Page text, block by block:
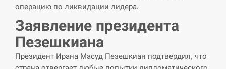
СЕРПЕНЬ
13:40
Біля українського літака в аеропорту
Лейпцига виявили дрон, ймовірно, з…
операцию по ликвидации лидера.
Заявление президента
Пезешкиана
Президент Ирана Масуд Пезешкиан подтвердил, что